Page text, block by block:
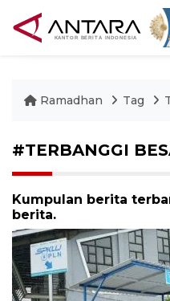
Ramadhan Tag
#TERBANGGI
Kumpulan berita
berita.